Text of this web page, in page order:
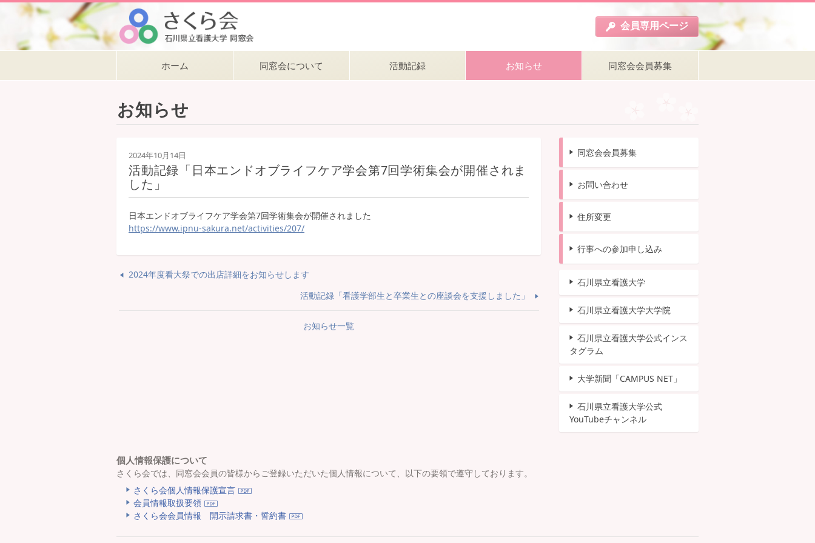
会員専用ページ
ホーム 同窓会について 活動記録 お知らせ 同窓会会員募集
お知らせ
2024年10月14日
活動記録「日本エンドオブライフケア学会第7回学術集会が開催されま
した」
日本エンドオブライフケア学会第7回学術集会が開催されました
https://www.ipnu-sakura.net/activities/207/
2024年度看大祭での出店詳細をお知らせします
活動記録「看護学部生と卒業生との座談会を支援しました」
お知らせ一覧
同窓会会員募集
お問い合わせ
住所変更
行事への参加申し込み
石川県立看護大学
石川県立看護大学大学院
石川県立看護大学公式インス
タグラム
大学新聞「CAMPUS NET」
石川県立看護大学公式
YouTubeチャンネル
個人情報保護について
さくら会では、同窓会会員の皆様からご登録いただいた個人情報について、以下の要領で遵守しております。
さくら会個人情報保護宣言
会員情報取扱要領
さくら会会員情報 開示請求書・誓約書